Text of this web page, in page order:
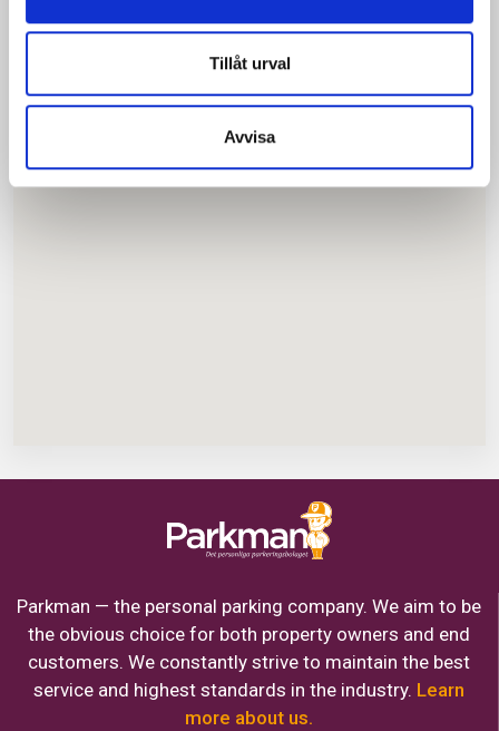
Tillåt urval
Avvisa
Parkman — the personal parking company. We aim to be
the obvious choice for both property owners and end
customers. We constantly strive to maintain the best
service and highest standards in the industry. Learn
more about us.